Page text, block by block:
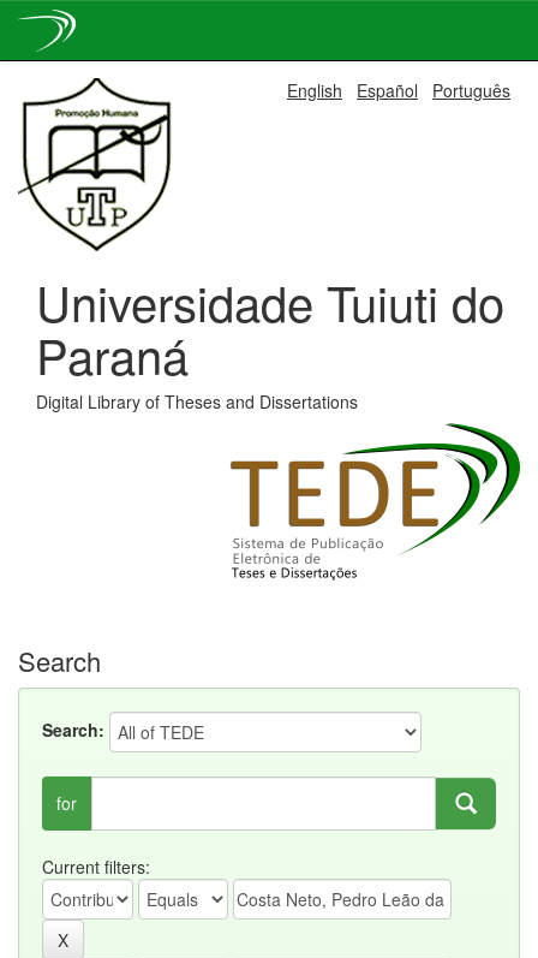
navigation
English Español Português
Universidade Tuiuti do
Paraná
Digital Library of Theses and Dissertations
Search
Search:
for
Current filters: